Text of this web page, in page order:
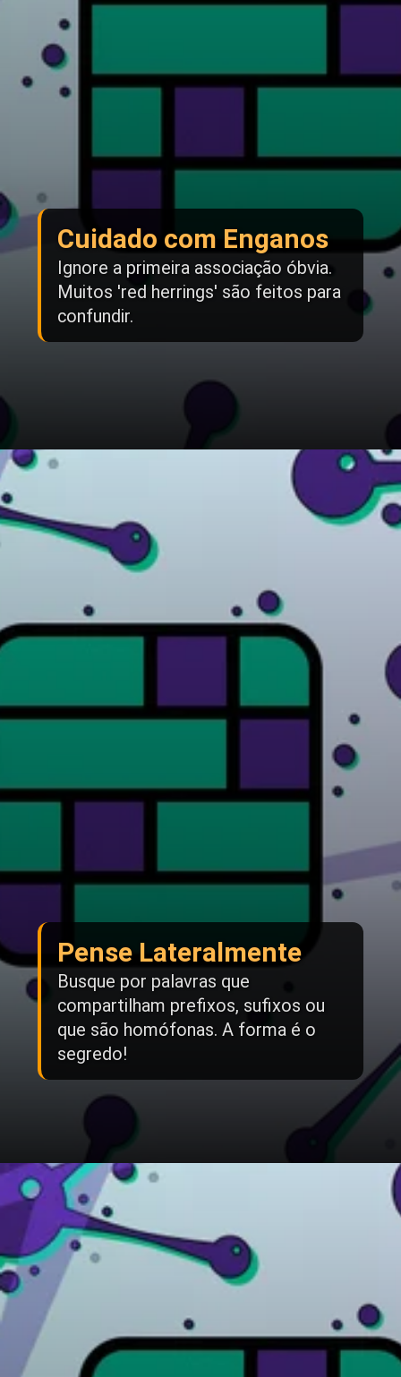
Cuidado com Enganos
Ignore a primeira associação óbvia.
Muitos 'red herrings' são feitos para
confundir.
Pense Lateralmente
Busque por palavras que
compartilham prefixos, sufixos ou
que são homófonas. A forma é o
segredo!